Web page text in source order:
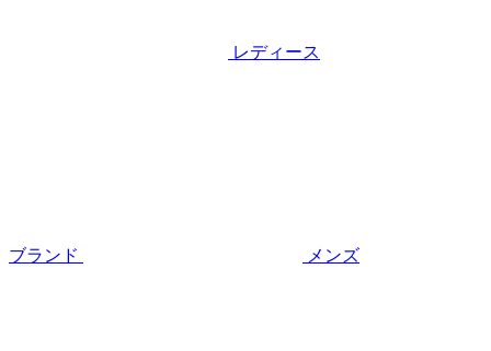
レディース
ブランド メンズ